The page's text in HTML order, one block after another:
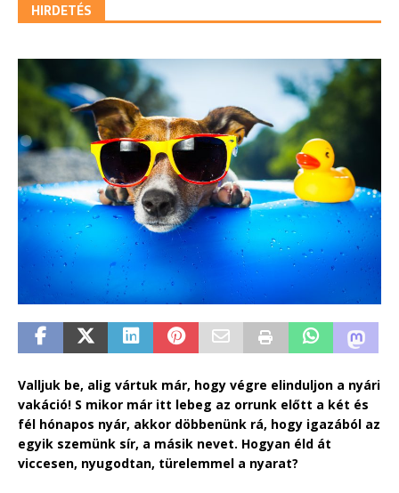
HIRDETÉS
Valljuk be, alig vártuk már, hogy végre elinduljon a nyári
vakáció! S mikor már itt lebeg az orrunk előtt a két és
fél hónapos nyár, akkor döbbenünk rá, hogy igazából az
egyik szemünk sír, a másik nevet. Hogyan éld át
viccesen, nyugodtan, türelemmel a nyarat?